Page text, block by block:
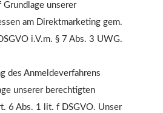
unserer
am Direktmarketing gem.
i.V.m. § 7 Abs. 3 UWG.
des Anmeldeverfahrens
unserer berechtigten
6 Abs. 1 lit. f DSGVO. Unser